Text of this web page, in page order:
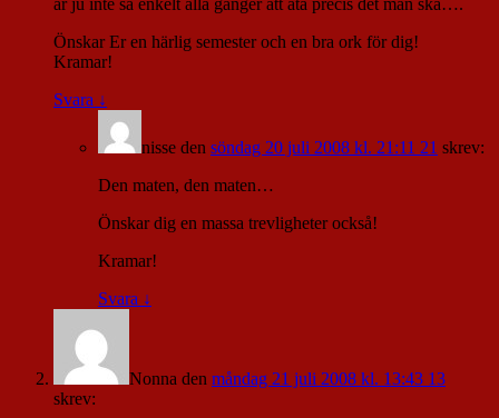
är ju inte så enkelt alla gånger att äta precis det man ska….
Önskar Er en härlig semester och en bra ork för dig!
Kramar!
Svara ↓
nisse den söndag 20 juli 2008 kl. 21:11 21 skrev:
Den maten, den maten…
Önskar dig en massa trevligheter också!
Kramar!
Svara ↓
Nonna den måndag 21 juli 2008 kl. 13:43 13
skrev: